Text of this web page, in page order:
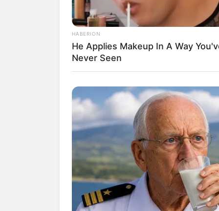
Cara lainnya adalah gunakan bola
di sekitar rumah di mana terdapat
2. Larutan cuka putih
HABERION
He Applies Makeup In A Way
Never Seen